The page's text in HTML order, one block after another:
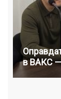
в ВАКС